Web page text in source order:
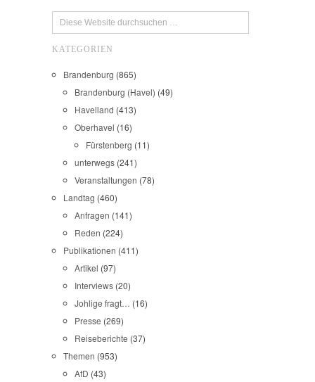
KATEGORIEN
Brandenburg (865)
Brandenburg (Havel) (49)
Havelland (413)
Oberhavel (16)
Fürstenberg (11)
unterwegs (241)
Veranstaltungen (78)
Landtag (460)
Anfragen (141)
Reden (224)
Publikationen (411)
Artikel (97)
Interviews (20)
Johlige fragt… (16)
Presse (269)
Reiseberichte (37)
Themen (953)
AfD (43)